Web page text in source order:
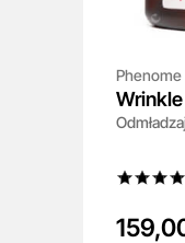
Phenome